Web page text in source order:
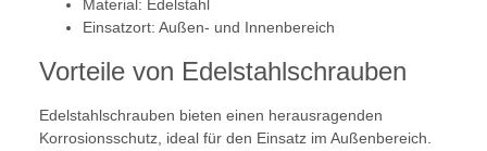
Material: Edelstahl
Einsatzort: Außen- und Innenbereich
Vorteile von Edelstahlschrauben
Edelstahlschrauben bieten einen herausragenden
Korrosionsschutz, ideal für den Einsatz im Außenbereich.